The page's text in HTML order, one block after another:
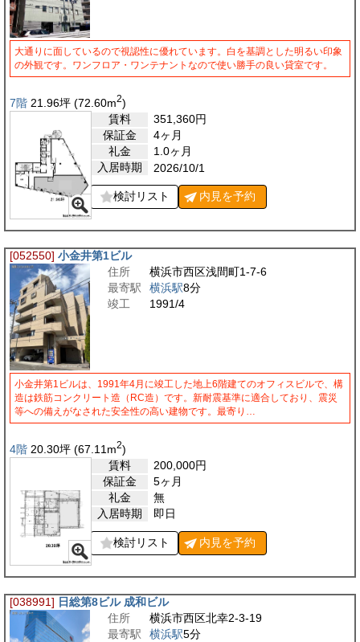
大通りに面しているので視認性に優れています。白を基調とした明るい印象
の外観です。ワンフロア・ワンテナントなので使い勝手の良い貸室です。
7階 21.96坪 (72.60m2)
賃料
351,360円
保証金
4ヶ月
礼金
1.0ヶ月
入居時期
2026/10/1
検討リスト 内見を予約
[052550] 小金井第1ビル
住所
横浜市西区浅間町1-7-6
最寄駅
横浜駅8分
竣工
1991/4
小金井第1ビルは、1991年4月に竣工した地上6階建てのオフィスビルで、構
造は鉄筋コンクリート造（RC造）です。新耐震基準に適合しており、震災
等への備えがなされた安全性の高い建物です。最寄り…
4階 20.30坪 (67.11 m2)
賃料
200,000円
保証金
5ヶ月
礼金
無
入居時期
即日
検討リスト 内見を予約
[038991] 日総第8ビル 成和ビル
住所
横浜市西区北幸2-3-19
最寄駅
横浜駅5分